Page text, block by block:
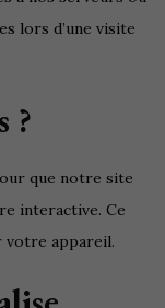
lors d’une visite
?
que notre site
interactive. Ce
votre appareil.